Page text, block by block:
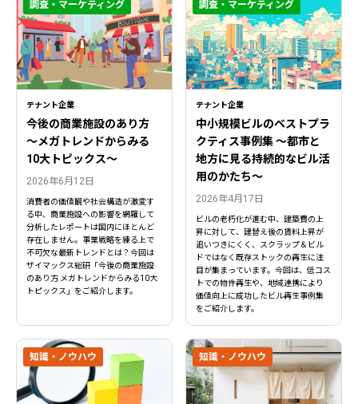
閉じる
閉じる
テナント企業
今後の商業施設のあり方
〜メガトレンドからみる
10大トピックス〜
2026年6月12日
消費者の価値観や社会構造が激変す
る中、商業施設への影響を網羅して
分析したレポートは国内にほとんど
存在しません。事業戦略を練る上で
不可欠な最新トレンドとは？今回は
ザイマックス総研「今後の商業施設
のあり方 メガトレンドからみる10大
トピックス」をご紹介します。
調査・マーケティング
テナント企業
中小規模ビルのベストプラ
クティス事例集 ～都市と
地方に見る持続的なビル活
用のかたち～
2026年4月17日
ビルの老朽化が進む中、建築費の上
昇に対して、建替え後の賃料上昇が
追いつきにくく、スクラップ＆ビル
ドではなく既存ストックの再生に注
目が集まっています。今回は、低コス
トでの物件再生や、地域連携により
価値向上に成功したビル再生事例集
をご紹介します。
調査・マーケティング
知識・ノウハウ 知識・ノウハウ